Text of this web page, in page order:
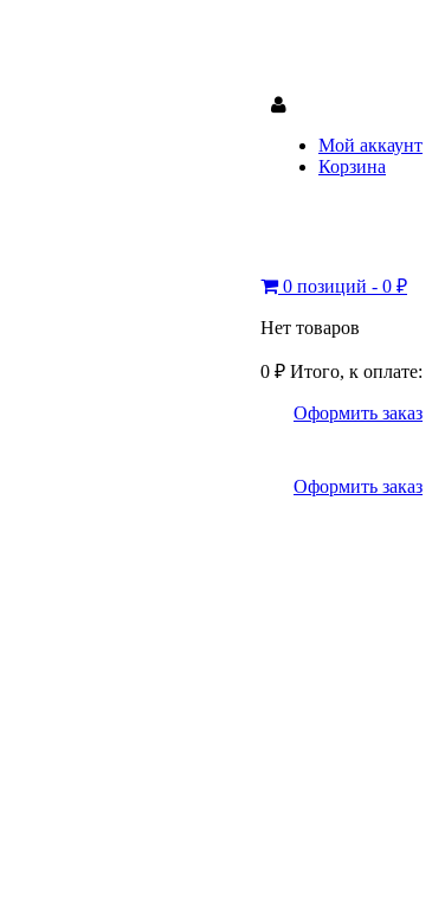
Мой аккаунт
Корзина
0 позиций - 0 ₽
Нет товаров
0 ₽ Итого, к оплате:
Оформить заказ
Оформить заказ